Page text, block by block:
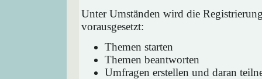
Unter Umständen wird die
vorausgesetzt:
Themen starten
Themen beantworten
Umfragen erstellen und daran